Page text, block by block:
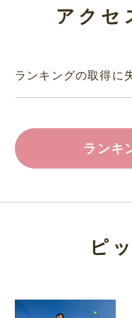
アクセ
ランキングの取得に
ランキ
ピ